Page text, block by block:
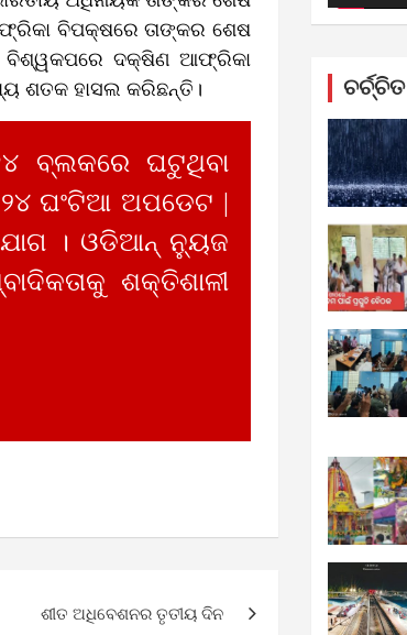
ବିପକ୍ଷରେ ତାଙ୍କର ଶେଷ
ବିଶ୍ୱକପରେ ଦକ୍ଷିଣ ଆଫ୍ରିକା
ଶତକ ହାସଲ କରିଛନ୍ତି।
ବ୍ଲକରେ ଘଟୁଥିବା
ଘଂଟିଆ ଅପଡେଟ |
। ଓଡିଆନ୍ ନ୍ୟୁଜ
ଶକ୍ତିଶାଳୀ
ଶୀତ ଅଧିବେଶନର ତୃତୀୟ ଦିନ